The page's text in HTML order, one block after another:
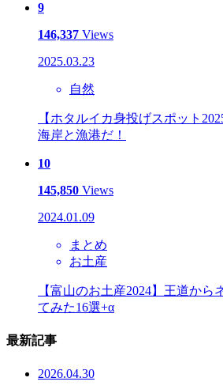
9
146,337 Views
2025.03.23
自然
【ホタルイカ身投げスポット
海岸と漁港だ！
10
145,850 Views
2024.01.09
まとめ
お土産
【富山のお土産2024】王道か
てみた16選+α
最新記事
2026.04.30